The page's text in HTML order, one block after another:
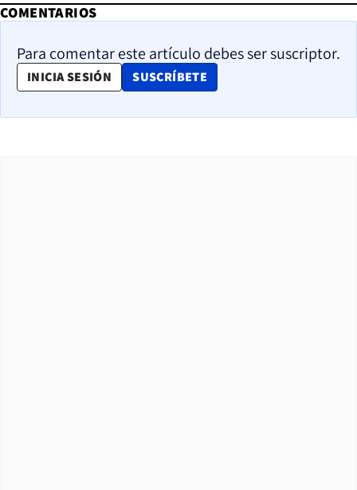
COMENTARIOS
Para comentar este artículo debes ser suscriptor.
INICIA SESIÓN SUSCRÍBETE
OPENS IN NEW WINDOW